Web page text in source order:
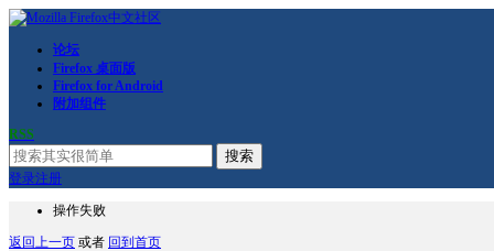
论坛
Firefox 桌面版
Firefox for Android
附加组件
RSS
搜索
登录注册
操作失败
返回上一页 或者 回到首页